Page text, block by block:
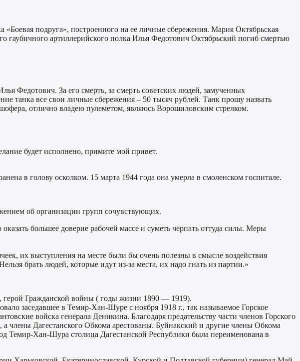
подруга», построенного на ее личные сбережения. Мария Октябрьская
гаубичного артиллерийского полка Илья Федотович Октябрьский погиб смертью
Федотович. За его смерть, за смерть советских людей, замученных
танка все свои личные сбережения – 50 тысяч рублей. Танк прошу назвать
отлично владею пулеметом, являюсь Ворошиловским стрелком.
будет исполнено, примите мой привет.
в голову осколком. 15 марта 1944 года она умерла в смоленском госпитале.
об организации групп сочувствующих.
большее доверие рабочей массе и суметь черпать оттуда силы. Меры
их выступления на месте были бы очень полезны в смысле воздействия
брать людей, которые идут из-за места, их надо гнать из партии.»
герой Гражданской войны ( годы жизни 1890 — 1919).
заседавшее в Темир-Хан-Шуре с ноября 1918 г., так называемое Горское
войска генерала Деникина. Благодаря предательству части членов Горского
члены Дагестанского Обкома арестованы. Буйнакский и другие члены Обкома
Темир-Хан-Шура столица Дагестанской Республики была переименована в